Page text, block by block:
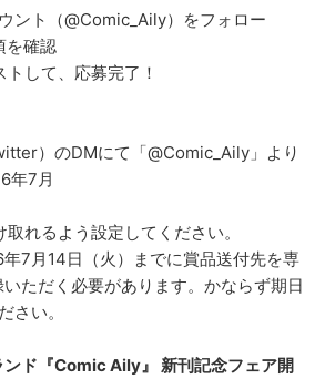
ント（@Comic_Aily）をフォロー
を確認
して、応募完了！
）のDMにて「@Comic_Aily」より
年7月
れるよう設定してください。
7月14日（火）までに賞品送付先を専
ただく必要があります。かならず期日
さい。
ド『Comic Aily』 新刊記念フェア開